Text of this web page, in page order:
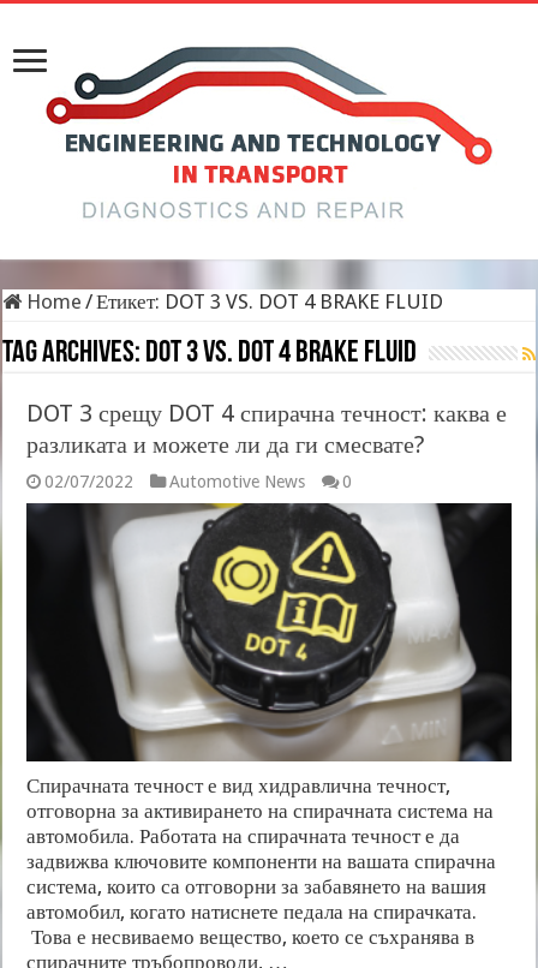
Home /Етикет: DOT 3 VS. DOT 4 BRAKE FLUID
Tag Archives: DOT 3 VS. DOT 4 BRAKE FLUID
DOT 3 срещу DOT 4 спирачна течност: каква е
разликата и можете ли да ги смесвате?
02/07/2022 Automotive News 0
Спирачната течност е вид хидравлична течност,
отговорна за активирането на спирачната система на
автомобила. Работата на спирачната течност е да
задвижва ключовите компоненти на вашата спирачна
система, които са отговорни за забавянето на вашия
автомобил, когато натиснете педала на спирачката.
Това е несвиваемо вещество, което се съхранява в
спирачните тръбопроводи, …